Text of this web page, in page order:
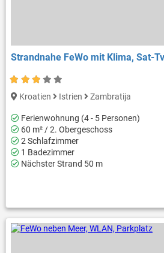
Strandnahe FeWo mit Klima, Sat-
Kroatien Istrien Zambratija
Ferienwohnung (4 - 5 Personen)
60 m² / 2. Obergeschoss
2 Schlafzimmer
1 Badezimmer
Nächster Strand 50 m